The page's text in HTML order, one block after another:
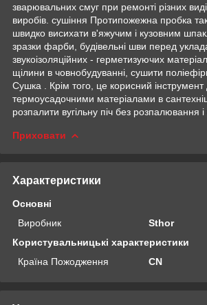
зварювальних смуг при ремонті різних
виробів. сушіння Протипожежна пробка
швидко висихати в'яжучим і кузовним
зразки фарби, будівельні шви перед
звукоізоляційних - герметизуючих
щілини в човнобудуванні, сушити
Сушка . Крім того, це корисний
термоусадочними матеріалами в
розпалити вугільну піч без розпалювання
Приховати
Характеристики
Основні
Виробник
Sthor
Користувальницькі характеристики
Країна Пожодження
CN